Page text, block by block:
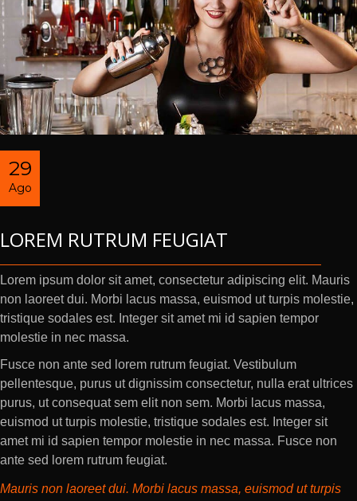
29
Ago
LOREM RUTRUM FEUGIAT
Lorem ipsum dolor sit amet, consectetur adipiscing elit. Mauris
non laoreet dui. Morbi lacus massa, euismod ut turpis molestie,
tristique sodales est. Integer sit amet mi id sapien tempor
molestie in nec massa.
Fusce non ante sed lorem rutrum feugiat. Vestibulum
pellentesque, purus ut dignissim consectetur, nulla erat ultrices
purus, ut consequat sem elit non sem. Morbi lacus massa,
euismod ut turpis molestie, tristique sodales est. Integer sit
amet mi id sapien tempor molestie in nec massa. Fusce non
ante sed lorem rutrum feugiat.
Mauris non laoreet dui. Morbi lacus massa, euismod ut turpis